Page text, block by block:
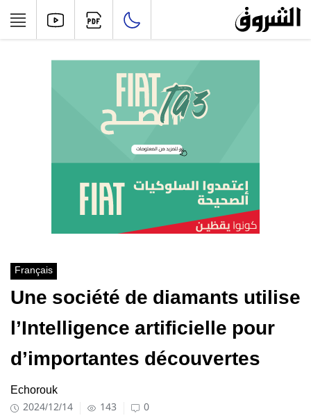
Français
Une société de diamants utilise
l’Intelligence artificielle pour
d’importantes découvertes
Echorouk
2024/12/14 143 0